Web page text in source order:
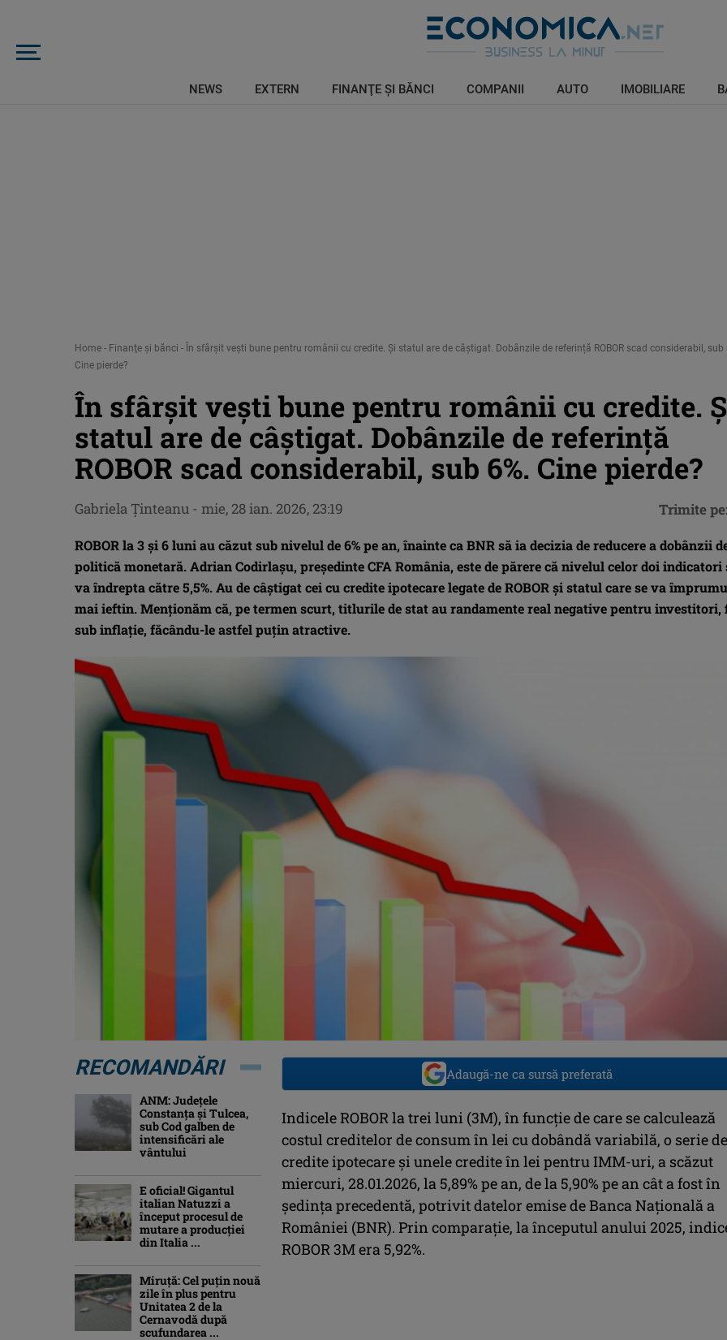
NEWS EXTERN FINANŢE ŞI BĂNCI COMPANII AUTO IMOBILIARE
Home - Finanţe şi bănci - În sfârșit vești bune pentru românii cu credite. Și statul are de câștigat. Dobânzile de referință ROBOR scad considerabil, sub
Cine pierde?
În sfârșit vești bune pentru românii cu credite.
statul are de câștigat. Dobânzile de referință
ROBOR scad considerabil, sub 6%. Cine pierde?
ROBOR la 3 și 6 luni au căzut sub nivelul de 6% pe an, înainte ca BNR să ia decizia de reducere a dobânzii
politică monetară. Adrian Codirlașu, președinte CFA România, este de părere că nivelul celor doi indicatori
va îndrepta către 5,5%. Au de câștigat cei cu credite ipotecare legate de ROBOR și statul care se va
mai ieftin. Menționăm că, pe termen scurt, titlurile de stat au randamente real negative pentru investitori,
sub inflație, făcându-le astfel puțin atractive.
Gabriela Ţinteanu - mie, 28 ian. 2026, 23:19 Trimite pe:
Adaugă-ne ca sursă preferată
Indicele ROBOR la trei luni (3M), în funcţie de care se calculează
costul creditelor de consum în lei cu dobândă variabilă, o serie de
credite ipotecare și unele credite în lei pentru IMM-uri, a scăzut
miercuri, 28.01.2026, la 5,89% pe an, de la 5,90% pe an cât a fost în
şedinţa precedentă, potrivit datelor emise de Banca Naţională a
României (BNR). Prin comparație, la începutul anului 2025,
ROBOR 3M era 5,92%.
RECOMANDĂRI
ANM: Judeţele
Constanţa şi Tulcea,
sub Cod galben de
intensificări ale
vântului
E oficial! Gigantul
italian Natuzzi a
început procesul de
mutare a producției
din Italia ...
Miruță: Cel puțin nouă
zile în plus pentru
Unitatea 2 de la
Cernavodă după
scufundarea ...